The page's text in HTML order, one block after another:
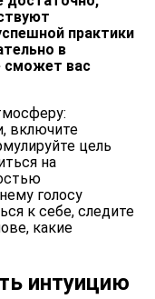
практики
в
сможет вас
включите
цель
на
голосу
к себе, следите
какие
интуицию